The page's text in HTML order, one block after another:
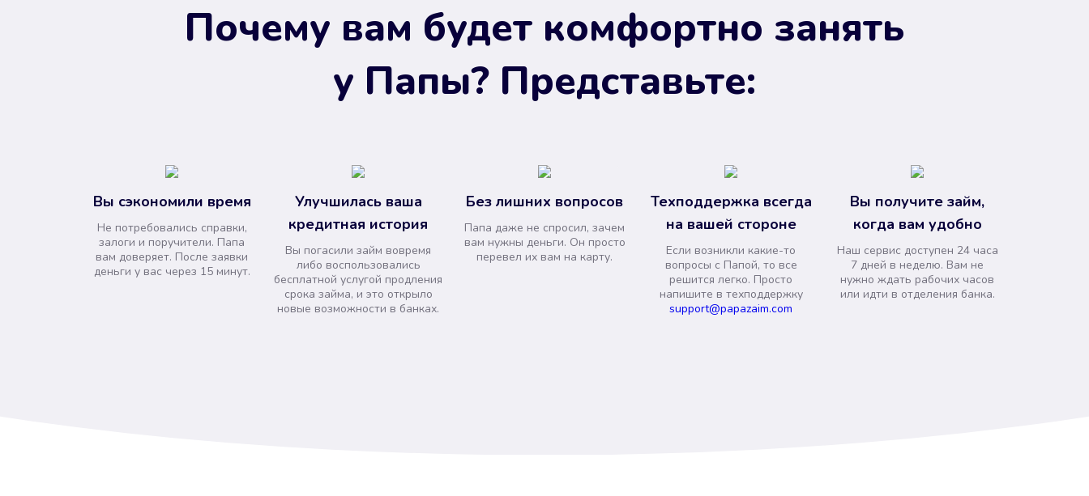
Почему вам будет комфортно занять
у Папы? Представьте:
Вы сэкономили время
Не потребовались справки,
залоги и поручители. Папа
вам доверяет. После заявки
деньги у вас через 15 минут.
Улучшилась ваша
кредитная история
Вы погасили займ вовремя
либо воспользовались
бесплатной услугой продления
срока займа, и это открыло
новые возможности в банках.
Без лишних вопросов
Папа даже не спросил, зачем
вам нужны деньги. Он просто
перевел их вам на карту.
Техподдержка всегда
на вашей стороне
Если возникли какие-то
вопросы с Папой, то все
решится легко. Просто
напишите в техподдержку
support@papazaim.com
Вы получите займ,
когда вам удобно
Наш сервис доступен 24 часа
7 дней в неделю. Вам не
нужно ждать рабочих часов
или идти в отделения банка.